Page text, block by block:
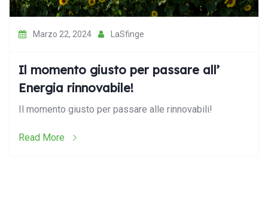
Marzo 22, 2024 LaSfinge
Il momento giusto per passare all’
Energia rinnovabile!
Il momento giusto per passare alle rinnovabili!
Read More